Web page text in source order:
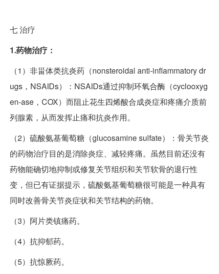
七治疗
1.药物治疗：
（1）非甾体类抗炎药（nonsteroidal anti-inflammatory dr
ugs，NSAIDs）：NSAIDs通过抑制环氧合酶（cyclooxyg
en-ase，COX）而阻止花生四烯酸合成炎症和疼痛介质前
列腺素，从而发挥止痛和抗炎作用。
（2）硫酸氨基葡萄糖（glucosamine sulfate）：骨关节炎
的药物治疗目的是消除炎症、减轻疼痛。虽然目前还没有
药物能确切地抑制或修复关节组织和关节软骨的退行性
变，但已有证据提示，硫酸氨基葡萄糖很可能是一种具有
同时改善骨关节炎症状和关节结构的药物。
（3）阿片类镇痛药。
（4）抗抑郁药。
（5）抗惊厥药。